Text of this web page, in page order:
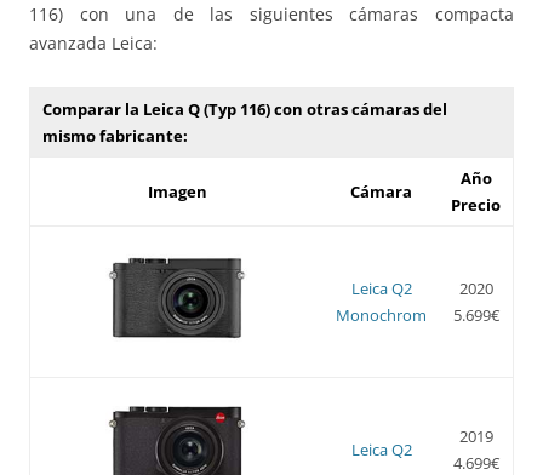
116) con una de las siguientes cámaras compacta
avanzada Leica:
Comparar la Leica Q (Typ 116) con otras cámaras del
mismo fabricante:
Imagen Cámara
Año
Precio
Leica Q2
Monochrom
2020
5.699€
Leica Q2
2019
4.699€